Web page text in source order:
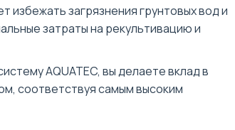
избежать загрязнения грунтовых вод и
затраты на рекультивацию и
AQUATEC, вы делаете вклад в
соответствуя самым высоким